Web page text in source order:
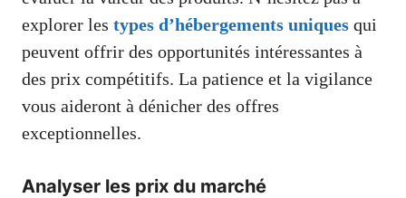
explorer les types d’hébergements uniques qui
peuvent offrir des opportunités intéressantes à
des prix compétitifs. La patience et la vigilance
vous aideront à dénicher des offres
exceptionnelles.
Analyser les prix du marché